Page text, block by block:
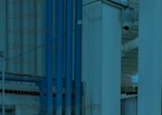
COTEXCA
AUTOMOTRIZ
CERTIFICACIÓN
PIELES
TAPICERIA
COTEXCA PRESENTE
CRECIMIENTO CONSTANTE